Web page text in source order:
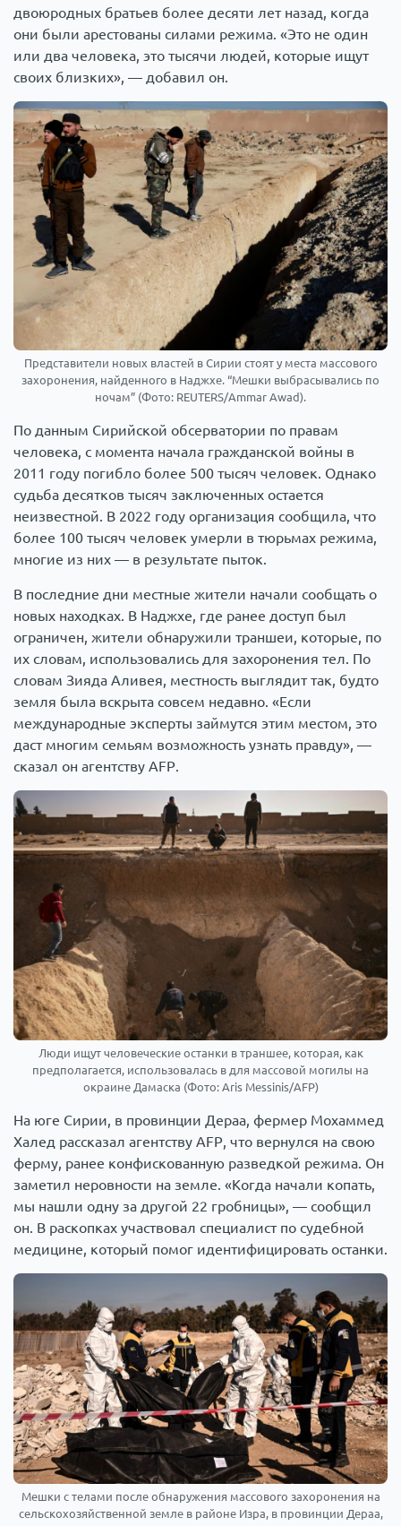
двоюродных братьев более десяти лет назад, когда
они были арестованы силами режима. «Это не один
или два человека, это тысячи людей, которые ищут
своих близких», — добавил он.
Представители новых властей в Сирии стоят у места массового
захоронения, найденного в Наджхе. “Мешки выбрасывались по
ночам” (Фото: REUTERS/Ammar Awad).
По данным Сирийской обсерватории по правам
человека, с момента начала гражданской войны в
2011 году погибло более 500 тысяч человек. Однако
судьба десятков тысяч заключенных остается
неизвестной. В 2022 году организация сообщила, что
более 100 тысяч человек умерли в тюрьмах режима,
многие из них — в результате пыток.
В последние дни местные жители начали сообщать о
новых находках. В Наджхе, где ранее доступ был
ограничен, жители обнаружили траншеи, которые, по
их словам, использовались для захоронения тел. По
словам Зияда Аливея, местность выглядит так, будто
земля была вскрыта совсем недавно. «Если
международные эксперты займутся этим местом, это
даст многим семьям возможность узнать правду», —
сказал он агентству AFP.
Люди ищут человеческие останки в траншее, которая, как
предполагается, использовалась в для массовой могилы на
окраине Дамаска (Фото: Aris Messinis/AFP)
На юге Сирии, в провинции Дераа, фермер Мохаммед
Халед рассказал агентству AFP, что вернулся на свою
ферму, ранее конфискованную разведкой режима. Он
заметил неровности на земле. «Когда начали копать,
мы нашли одну за другой 22 гробницы», — сообщил
он. В раскопках участвовал специалист по судебной
медицине, который помог идентифицировать останки.
Мешки с телами после обнаружения массового захоронения на
сельскохозяйственной земле в районе Изра, в провинции Дераа,